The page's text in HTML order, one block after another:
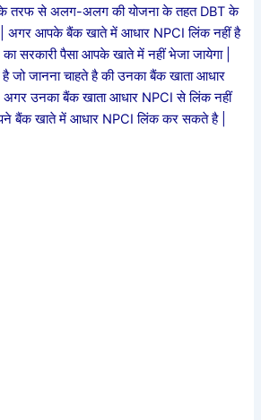
के तरफ से अलग-अलग की योजना के तहत DBT के
| अगर आपके बैंक खाते में आधार NPCI लिंक नहीं है
सरकारी पैसा आपके खाते में नहीं भेजा जायेगा |
जो जानना चाहते है की उनका बैंक खाता आधार
अगर उनका बैंक खाता आधार NPCI से लिंक नहीं
बैंक खाते में आधार NPCI लिंक कर सकते है |